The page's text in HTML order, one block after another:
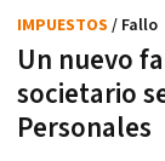
Un nuevo
societario
Personales
IMPUESTOS / Fallo